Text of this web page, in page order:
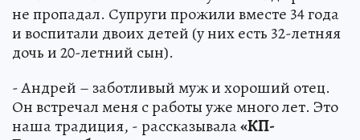
не пропадал. Супруги прожили вместе 34 года
и воспитали двоих детей (у них есть 32-летняя
дочь и 20-летний сын).
- Андрей – заботливый муж и хороший отец.
Он встречал меня с работы уже много лет. Это
наша традиция, - рассказывала«КП-